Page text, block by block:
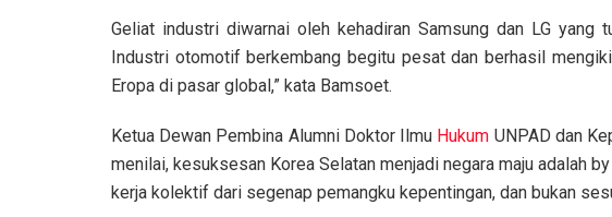
Geliat industri diwarnai oleh kehadiran Samsung dan LG yang
Industri otomotif berkembang begitu pesat dan berhasil
Eropa di pasar global,” kata Bamsoet.
Ketua Dewan Pembina Alumni Doktor Ilmu Hukum UNPAD dan
menilai, kesuksesan Korea Selatan menjadi negara maju adalah
kerja kolektif dari segenap pemangku kepentingan, dan bukan